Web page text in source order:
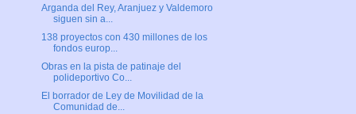
Arganda del Rey, Aranjuez y Valdemoro
siguen sin a...
138 proyectos con 430 millones de los
fondos europ...
Obras en la pista de patinaje del
polideportivo Co...
El borrador de Ley de Movilidad de la
Comunidad de...